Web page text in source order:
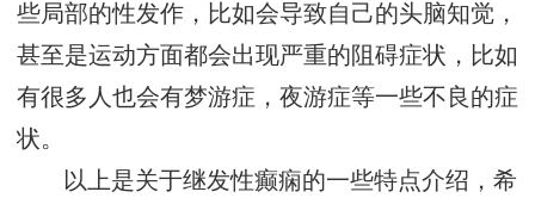
些局部的性发作，比如会导致自己的头脑知觉，
甚至是运动方面都会出现严重的阻碍症状，比如
有很多人也会有梦游症，夜游症等一些不良的症
状。
以上是关于继发性癫痫的一些特点介绍，希